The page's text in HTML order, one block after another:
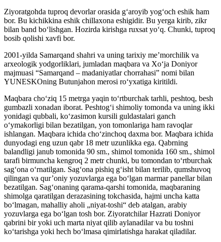
Ziyoratgohda tuproq devorlar orasida g‘aroyib yog‘och eshik ham
bor. Bu kichikkina eshik chillaxona eshigidir. Bu yerga kirib, zikr
bilan band bo‘lishgan. Hozirda kirishga ruxsat yo‘q. Chunki, tuproq
bosib qolishi xavfi bor.
2001-yilda Samarqand shahri va uning tarixiy me’morchilik va
arxeologik yodgorliklari, jumladan maqbara va Xo‘ja Doniyor
majmuasi “Samarqand – madaniyatlar chorrahasi” nomi bilan
YUNESKOning Butunjahon merosi ro‘yxatiga kiritildi.
Maqbara choʻziq 15 metrga yaqin toʻrtburchak tarhli, peshtoq, besh
gumbazli xonadan iborat. Peshtogʻi shimoliy tomonda va uning ikki
yonidagi qubbali, koʻzasimon kursili guldastalari ganch
oʻymakorligi bilan bezatilgan, yon tomonlariga ham ravoqlar
ishlangan. Maqbara ichida choʻzinchoq daxma bor. Maqbara ichida
dunyodagi eng uzun qabr 18 metr uzunlikka ega. Qabrning
balandligi janub tomonida 90 sm., shimol tomonida 160 sm., shimol
tarafi birmuncha kengroq 2 metr chunki, bu tomondan toʻrtburchak
sagʻona oʻrnatilgan. Sagʻona pishiq gʻisht bilan terilib, qumshuvoq
qilingan va qur’oniy yozuvlarga ega boʻlgan marmar panellar bilan
bezatilgan. Sagʻonaning qarama-qarshi tomonida, maqbaraning
shimolga qaratilgan derazasining tokchasida, hajmi uncha katta
boʻlmagan, mahalliy aholi „niyat-toshi“ deb atalgan, arabiy
yozuvlarga ega boʻlgan tosh bor. Ziyoratchilar Hazrati Doniyor
qabrini bir yoki uch marta niyat qilib aylanadilar va bu toshni
koʻtarishga yoki hech boʻlmasa qimirlatishga harakat qiladilar.